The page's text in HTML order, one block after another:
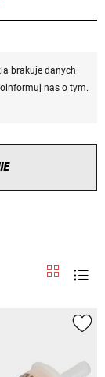
brakuje danych
nas o tym.